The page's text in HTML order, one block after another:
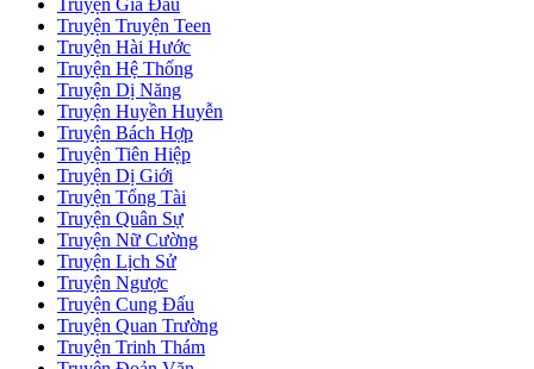
Truyện Truyện Teen
Truyện Hài Hước
Truyện Hệ Thống
Truyện Dị Năng
Truyện Huyền Huyễn
Truyện Bách Hợp
Truyện Tiên Hiệp
Truyện Dị Giới
Truyện Tổng Tài
Truyện Quân Sự
Truyện Nữ Cường
Truyện Lịch Sử
Truyện Ngược
Truyện Cung Đấu
Truyện Quan Trường
Truyện Trinh Thám